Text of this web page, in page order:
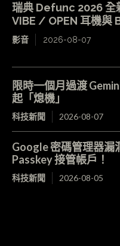
瑞典 Defunc 2026
VIBE / OPEN 耳機與
影音 2026-08-07
限時一個月過渡
起「熄機」
科技新聞 2026-08-07
Google 密碼管理器
Passkey 接管帳戶！
科技新聞 2026-08-05